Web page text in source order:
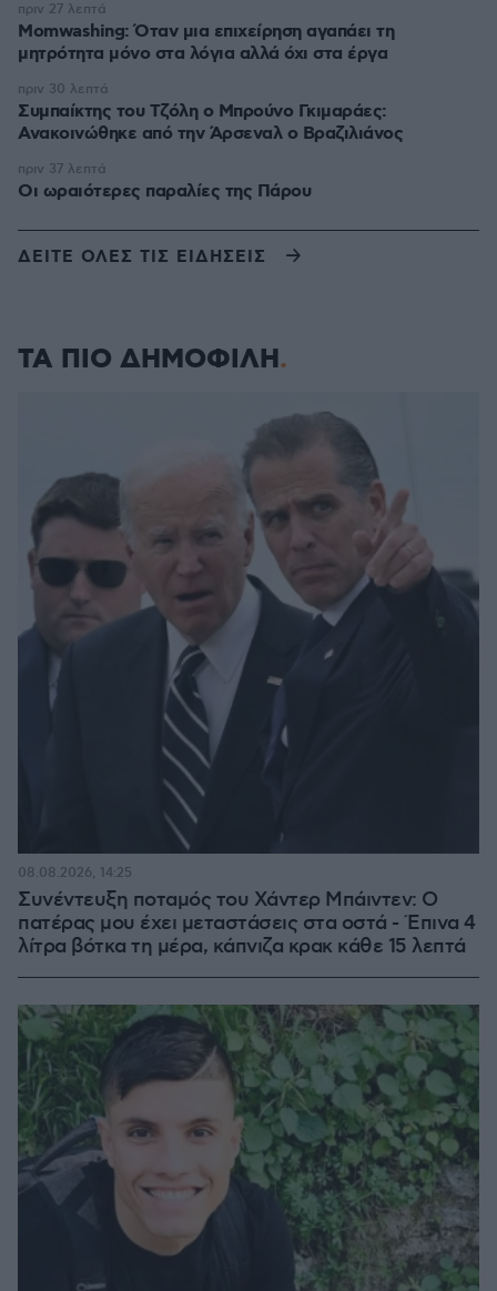
Momwashing: Όταν μια επιχείρηση αγαπάει τη
μητρότητα μόνο στα λόγια αλλά όχι στα έργα
πριν 27 λεπτά
Συμπαίκτης του Τζόλη ο Μπρούνο Γκιμαράες:
Ανακοινώθηκε από την Άρσεναλ ο Βραζιλιάνος
πριν 30 λεπτά
Οι ωραιότερες παραλίες της Πάρου
πριν 37 λεπτά
ΔΕΙΤΕ ΟΛΕΣ ΤΙΣ ΕΙΔΗΣΕΙΣ
ΤΑ ΠΙΟ ΔΗΜΟΦΙΛΗ
Συνέντευξη ποταμός του Χάντερ Μπάιντεν: Ο
πατέρας μου έχει μεταστάσεις στα οστά - Έπινα 4
λίτρα βότκα τη μέρα, κάπνιζα κρακ κάθε 15 λεπτά
08.08.2026, 14:25